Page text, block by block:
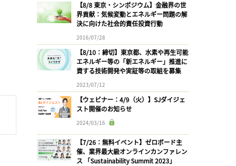
【8/8 東京・シンポジウム】金融界の世
界貢献：気候変動とエネルギー問題の解
決に向けた社会的責任投資行動
2016/07/28
【8/10：締切】東京都、水素や再生可能
エネルギー等の「新エネルギー」推進に
資する技術開発や実証等の取組を募集
2023/07/12
【ウェビナー：4/9（火）】SJダイジェ
スト開催のお知らせ
2024/03/16
【7/26：無料イベント】ゼロボード主
催、業界最大級オンラインカンファレン
ス 「Sustainability Summit 2023」